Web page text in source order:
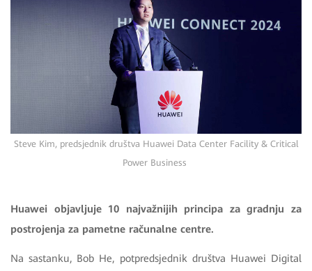
Steve Kim, predsjednik društva Huawei Data Center Facility & Critical
Power Business
Huawei objavljuje 10 najvažnijih principa za gradnju za
postrojenja za pametne računalne centre.
Na sastanku, Bob He, potpredsjednik društva Huawei Digital